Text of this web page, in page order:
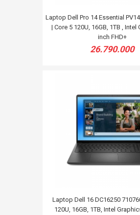
Laptop Dell Pro 14 Essential
| Core 5 120U, 16GB, 1TB , Intel
inch FHD+
26.790.000
Laptop Dell 16 DC16250
120U, 16GB, 1TB, Intel